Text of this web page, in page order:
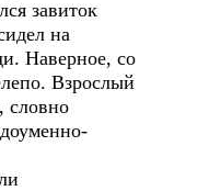
завиток
на
Наверное, со
Взрослый
словно